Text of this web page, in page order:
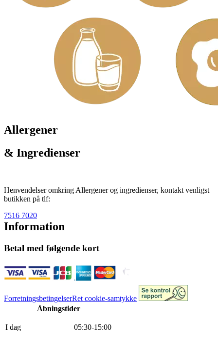
Allergener
& Ingredienser
Henvendelser omkring Allergener og ingredienser, kontakt venligst
butikken på tlf:
7516 7020
Information
Betal med følgende kort
ForretningsbetingelserRet cookie-samtykke
Åbningstider
I dag 05:30-15:00